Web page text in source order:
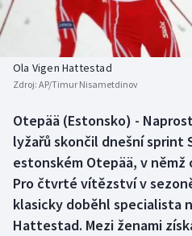
Basketbal
Biatlon
Box
Curling
Dostihy
Historické návraty
Aplikace ČT sport
Ola Vigen Hattestad
Zdroj: AP/Timur Nisametdinov
Otepää (Estonsko) -
lyžařů skončil dnešní sprint
estonském Otepää, v
Pro čtvrté vítězství v
klasicky doběhl specialista
Hattestad. Mezi ženami